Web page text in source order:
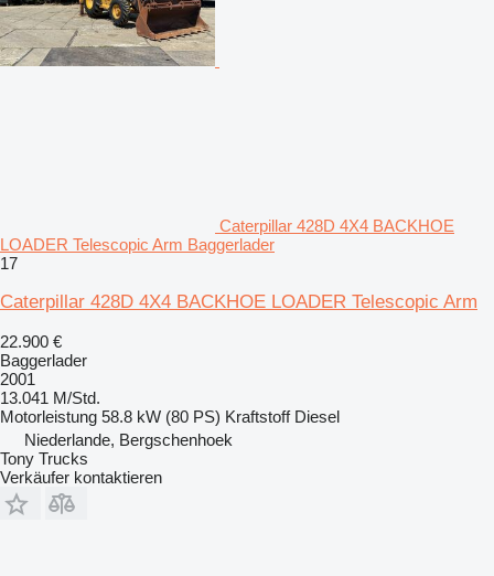
Caterpillar 428D 4X4 BACKHOE
LOADER Telescopic Arm Baggerlader
17
Caterpillar 428D 4X4 BACKHOE LOADER Telescopic Arm
22.900 €
Baggerlader
2001
13.041 M/Std.
Motorleistung 58.8 kW (80 PS) Kraftstoff Diesel
Niederlande, Bergschenhoek
Tony Trucks
Verkäufer kontaktieren